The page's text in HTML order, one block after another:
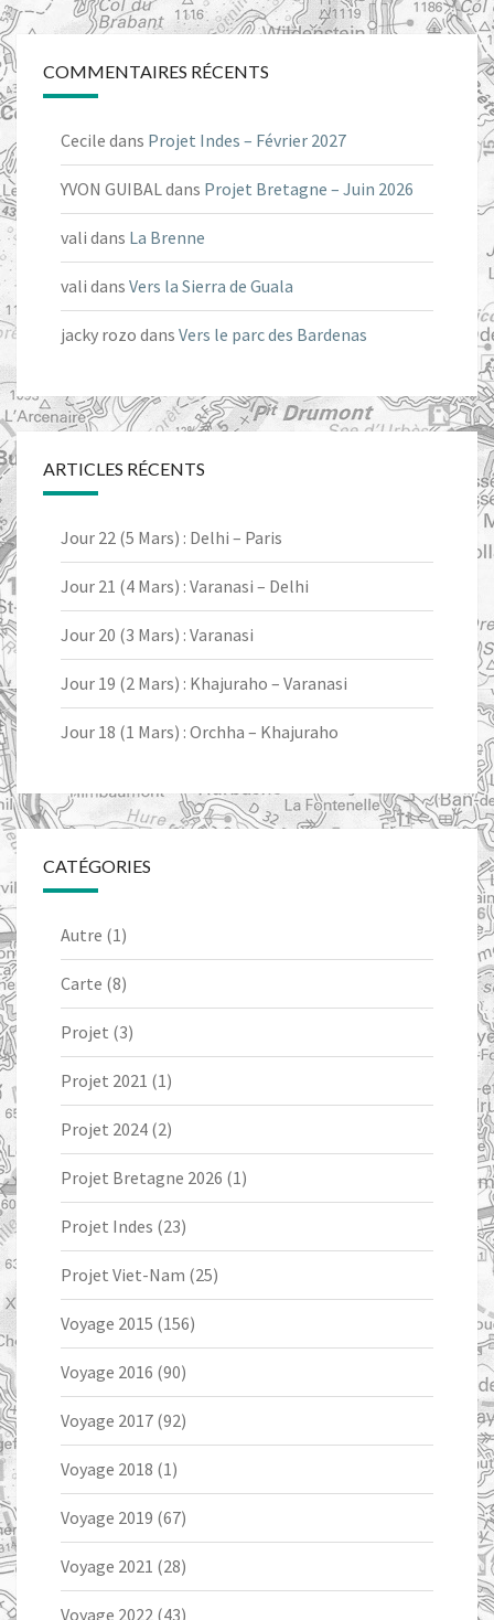
COMMENTAIRES RÉCENTS
Cecile dans Projet Indes – Février 2027
YVON GUIBAL dans Projet Bretagne – Juin 2026
vali dans La Brenne
vali dans Vers la Sierra de Guala
jacky rozo dans Vers le parc des Bardenas
ARTICLES RÉCENTS
Jour 22 (5 Mars) : Delhi – Paris
Jour 21 (4 Mars) : Varanasi – Delhi
Jour 20 (3 Mars) : Varanasi
Jour 19 (2 Mars) : Khajuraho – Varanasi
Jour 18 (1 Mars) : Orchha – Khajuraho
CATÉGORIES
Autre (1)
Carte (8)
Projet (3)
Projet 2021 (1)
Projet 2024 (2)
Projet Bretagne 2026 (1)
Projet Indes (23)
Projet Viet-Nam (25)
Voyage 2015 (156)
Voyage 2016 (90)
Voyage 2017 (92)
Voyage 2018 (1)
Voyage 2019 (67)
Voyage 2021 (28)
Voyage 2022 (43)